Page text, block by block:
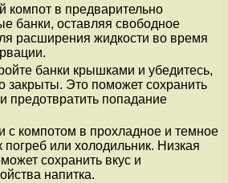
компот в предварительно
банки, оставляя свободное
расширения жидкости во время
банки крышками и убедитесь,
закрыты. Это поможет сохранить
предотвратить попадание
с компотом в прохладное и темное
погреб или холодильник. Низкая
сохранить вкус и
напитка.